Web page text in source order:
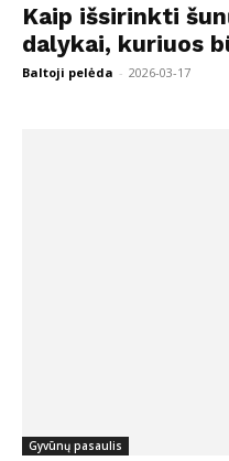
Kaip išsirinkti
dalykai, kuriuos
Baltoji pelėda - 2026-03-17
Gyvūnų pasaulis